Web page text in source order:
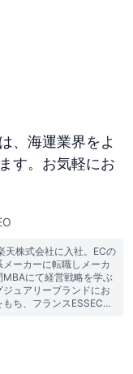
、海運業界をよ
す。お気軽にお
天株式会社に入社。ECの
ーカーに転職しメーカ
にて経営戦略を学ぶ
ュアリーブランドにお
ち、フランスESSECに